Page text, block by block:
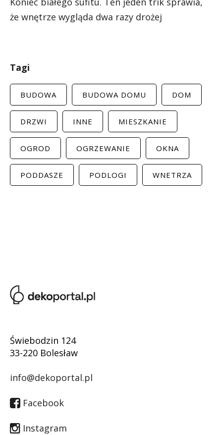
że wnętrze wygląda dwa razy drożej
Tagi
BUDOWA BUDOWA DOMU DOM
DRZWI INNE MIESZKANIE
OGROD OGRZEWANIE OKNA
PODDASZE PODLOGI WNETRZA
Świebodzin 124
33-220 Bolesław
info@dekoportal.pl
Facebook
Instagram